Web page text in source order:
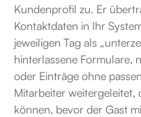
Kundenprofil zu. Er
Kontaktdaten in Ihr
jeweiligen Tag als
hinterlassene Formulare,
oder Einträge ohne
Mitarbeiter weitergeleitet,
können, bevor der Gast